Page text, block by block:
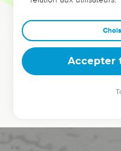
Dans cette conférence,
clés pour avancer avec
deviennent vos tremplins.
équipe, un groupe ou
Accepter